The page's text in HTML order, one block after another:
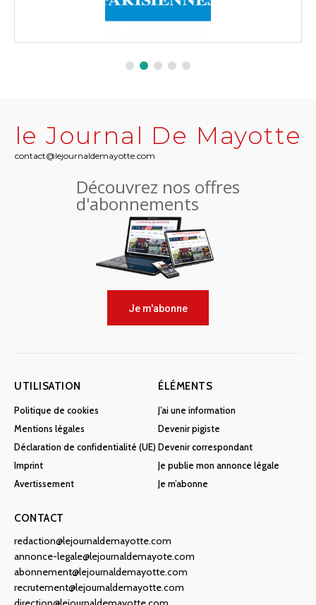
le Journal De Mayotte
contact@lejournaldemayotte.com
Découvrez nos offres
d'abonnements
Je m'abonne
UTILISATION
Politique de cookies
Mentions légales
Déclaration de confidentialité (UE)
Imprint
Avertissement
ÉLÉMENTS
J’ai une information
Devenir pigiste
Devenir correspondant
Je publie mon annonce légale
Je m’abonne
CONTACT
redaction@lejournaldemayotte.com
annonce-legale@lejournaldemayote.com
abonnement@lejournaldemayotte.com
recrutement@lejournaldemayotte.com